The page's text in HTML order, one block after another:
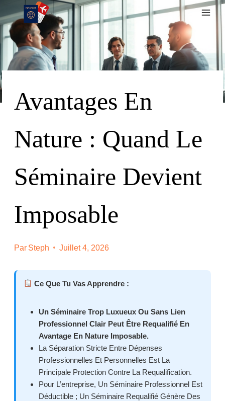
To
Content
Avantages En
Nature : Quand Le
Séminaire Devient
Imposable
Par Steph Juillet 4, 2026
Ce Que Tu Vas Apprendre :
Un Séminaire Trop Luxueux Ou Sans Lien
Professionnel Clair Peut Être Requalifié En
Avantage En Nature Imposable.
La Séparation Stricte Entre Dépenses
Professionnelles Et Personnelles Est La
Principale Protection Contre La Requalification.
Pour L’entreprise, Un Séminaire Professionnel Est
Déductible ; Un Séminaire Requalifié Génère Des